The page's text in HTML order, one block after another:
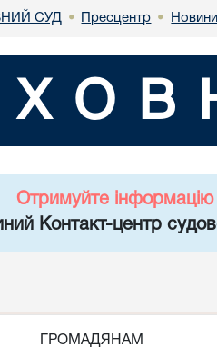
СУД • Пресцентр • Новини
Отримуйте
Контакт-центр
ГРОМАДЯНАМ